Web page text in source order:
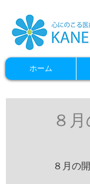
ホーム
８
８月の